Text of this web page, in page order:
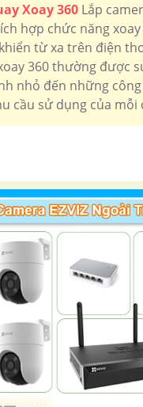
360 CHÍNH HÃNG
có 2 loại sử dụng cho
hợp wifi và micro ngoài
dụng thường sử dụng
tích hợp
Camera xoay 360
xoay 360
Camera xoay 360
Xoay 360 Lắp
hợp chức năng
từ xa trên điện
360 thường được
nhỏ đến những
cầu sử dụng của mỗi